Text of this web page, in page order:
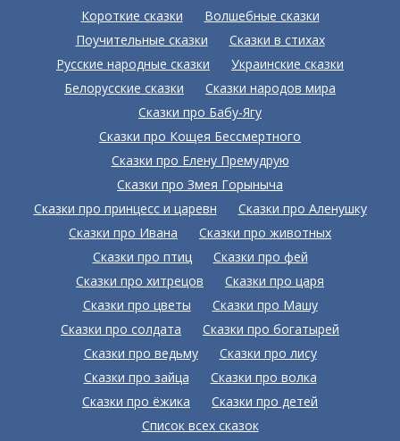
Короткие сказки
Волшебные сказки
Поучительные сказки
Сказки в стихах
Русские народные сказки
Украинские сказки
Белорусские сказки
Сказки народов мира
Сказки про Бабу-Ягу
Сказки про Кощея Бессмертного
Сказки про Елену Премудрую
Сказки про Змея Горыныча
Сказки про принцесс и царевн
Сказки про Аленушку
Сказки про Ивана
Сказки про животных
Сказки про птиц
Сказки про фей
Сказки про хитрецов
Сказки про царя
Сказки про цветы
Сказки про Машу
Сказки про солдата
Сказки про богатырей
Сказки про ведьму
Сказки про лису
Сказки про зайца
Сказки про волка
Сказки про ёжика
Сказки про детей
Список всех сказок